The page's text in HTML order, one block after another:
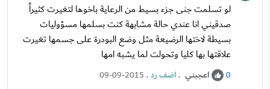
لو تسلمت جنى جزء بسيط من الرعاية باخوها لتغيرت كثيراً
صدقيني انا عندي حالة مشابهة كنت بسلمها مسؤوليات
بسيطة لاختها الرضيعة مثل وضع البودرة على جسمها تغيرت
علاقتها بها كليا وتحولت لما يشبه امها
0 اعجبني .اضف رد.
09-09-2015